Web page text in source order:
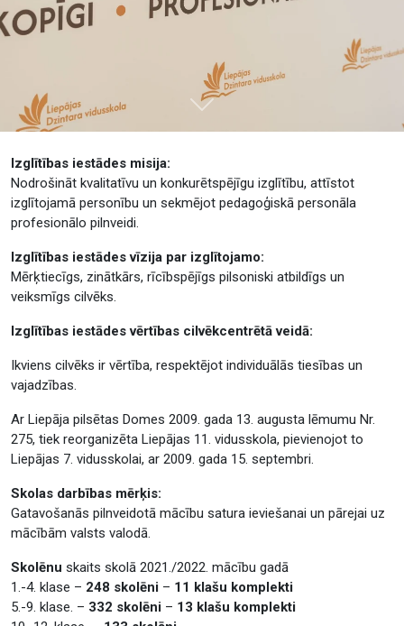
Tālāk
Izglītības iestādes misija:
Nodrošināt kvalitatīvu un konkurētspējīgu izglītību, attīstot
izglītojamā personību un sekmējot pedagoģiskā personāla
profesionālo pilnveidi.
Izglītības iestādes vīzija par izglītojamo:
Mērķtiecīgs, zinātkārs, rīcībspējīgs pilsoniski atbildīgs un
veiksmīgs cilvēks.
Izglītības iestādes vērtības cilvēkcentrētā veidā:
Ikviens cilvēks ir vērtība, respektējot individuālās tiesības un
vajadzības.
Ar Liepāja pilsētas Domes 2009. gada 13. augusta lēmumu Nr.
275, tiek reorganizēta Liepājas 11. vidusskola, pievienojot to
Liepājas 7. vidusskolai, ar 2009. gada 15. septembri.
Skolas darbības mērķis:
Gatavošanās pilnveidotā mācību satura ieviešanai un pārejai uz
mācībām valsts valodā.
Skolēnu skaits skolā 2021./2022. mācību gadā
1.-4. klase – 248 skolēni – 11 klašu komplekti
5.-9. klase. – 332 skolēni – 13 klašu komplekti